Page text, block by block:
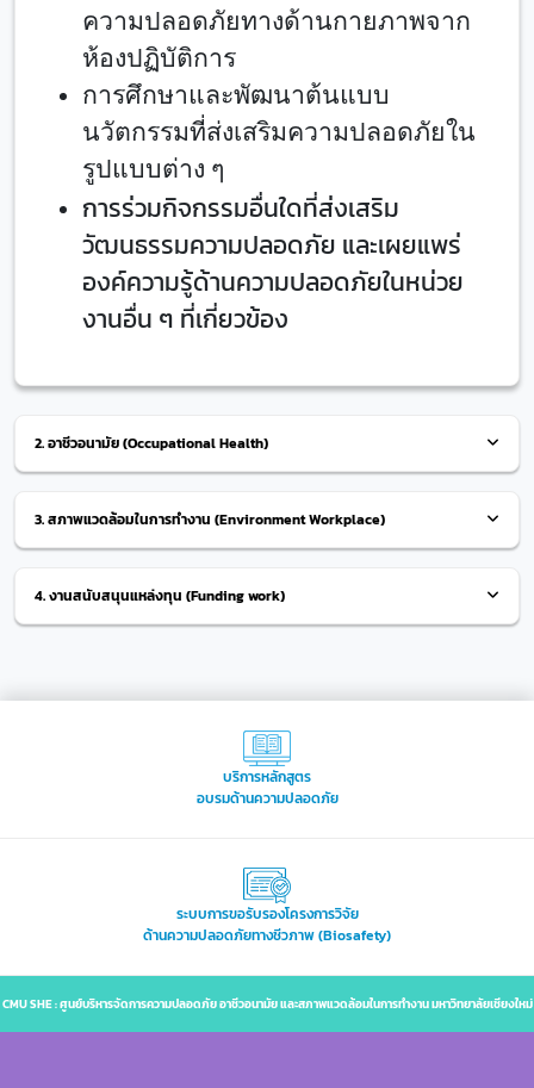
ความปลอดภัยทางด้านกายภาพจาก
ห้องปฏิบัติการ
การศึกษาและพัฒนาต้นแบบ
นวัตกรรมที่ส่งเสริมความปลอดภัยใน
รูปแบบต่าง ๆ
การร่วมกิจกรรมอื่นใดที่ส่งเสริม
วัฒนธรรมความปลอดภัย และเผยแพร่
องค์ความรู้ด้านความปลอดภัยในหน่วย
งานอื่น ๆ ที่เกี่ยวข้อง
2. อาชีวอนามัย (Occupational Health)
2. ภารกิจบริหารงานยุทธศาสตร์ด้าน
อาชีวอนามัย
2.1 งานพัฒนาคุณภาพ การตรวจ
กำหนดและพัฒนามาตรการแนว
ปฏิบัติการดำเนินงานด้านอาชีว
อนามัยให้เป็นไปตามมาตรฐานขั้นต่ำ
ของกฎหมาย รวมทั้งการพัฒนา
งานให้เป็นไปตามมาตรการและ
แนวปฏิบัติที่กำหนด
ดำเนินการส่งเสริมและพัฒนารูปแบบ
กิจกรรมด้านอาชีว
3. สภาพแวดล้อมในการทำงาน (Environment Workplace)
3. ภารกิจบริหารงานยุทธศาสตร์ด้าน
สภาพแวดล้อมในการทำงาน
กำหนดและพัฒนามาตรการแนว
แวดล้อมในการทำงานให้เป็นไปตาม
มาตรฐานขั้นต่ำของกฎหมาย รวมทั้ง
การดำเนินงานให้เป็นไปตาม
มาตรการและแนวปฏิบัติที่กำหนด
4. งานสนับสนุนแหล่งทุน (Funding work)
เป็นแนวทางและหลักเกณฑ์ในการบริหารจัดการระบบการ
วิจัยให้มีมาตรฐานเดียวกัน และจัดทำเกณฑ์มาตรฐานการ
วิจัยในระดับหน่วยงานวิจัย ซึ่งปัจจุบัน วช. จึงได้ มีประกาศ
ขอบข่ายครอบคลุมสารอันตรายและอาชีวอนามัยในห้อง
ปฏิบัติการ ทั้งสถาบันการศึกษา องค์กรของรัฐ และหน่วย
งานภาคเอกชน โดยมหาวิทยาลัยเชียงใหม่เป็น 1 ใน 12
มหาวิทยาลัยแม่ข่ายที่ได้มีการลงนามในบันทึกข้อตกลง
ความร่วมมือ เรื่อง มหาวิทยาลัยแม่ข่ายด้านมาตรฐานความ
ปลอดภัยห้องปฏิบัติการกับ วช. เพื่อร่วมขับเคลื่อนการ
บริการหลักสูตร
อบรมด้านความปลอดภัย
ระบบการขอรับรองโครงการวิจัย
ด้านความปลอดภัยทางชีวภาพ (Biosafety)
CMU SHE : ศูนย์บริหารจัดการความปลอดภัย อาชีวอนามัย และสภาพแวดล้อมในการทำงาน มหาวิทยาลัยเชียงใหม่